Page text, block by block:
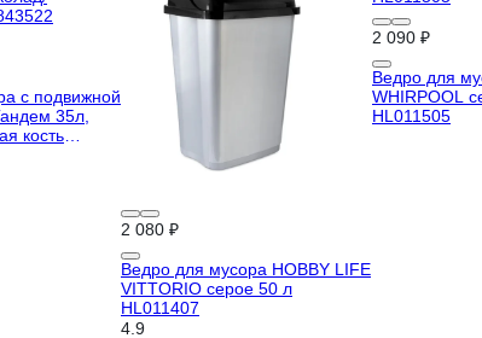
с подвижной
35л,
кость
2 080 ₽
Ведро для мусора HOBBY LIFE
VITTORIO серое 50 л
HL011407
4.9
2 090 ₽
Ведро для
WHIRPOOL
HL011505